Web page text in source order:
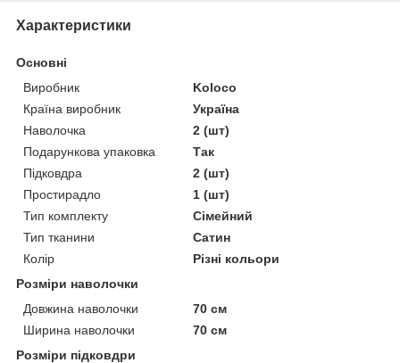
Характеристики
Основні
Виробник
Koloco
Країна виробник
Україна
Наволочка
2 (шт)
Подарункова упаковка
Так
Підковдра
2 (шт)
Простирадло
1 (шт)
Тип комплекту
Сімейний
Тип тканини
Сатин
Колір
Різні кольори
Розміри наволочки
Довжина наволочки
70 см
Ширина наволочки
70 см
Розміри підковдри